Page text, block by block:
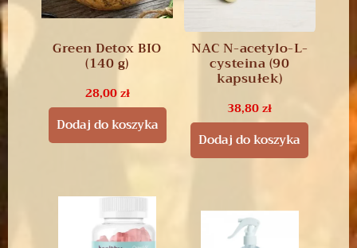
Green Detox BIO
(140 g)
28,00zł
Dodaj do koszyka
NAC N-acetylo-L-
cysteina (90
kapsułek)
38,80zł
Dodaj do koszyka